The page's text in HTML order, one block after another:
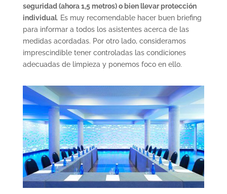
seguridad (ahora 1,5 metros) o bien llevar protección
individual. Es muy recomendable hacer buen briefing
para informar a todos los asistentes acerca de las
medidas acordadas. Por otro lado, consideramos
imprescindible tener controladas las condiciones
adecuadas de limpieza y ponemos foco en ello.